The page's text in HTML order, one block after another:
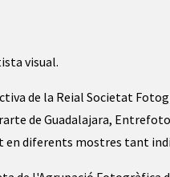
visual.
de la Reial Societat
de Guadalajara,
en diferents mostres tant